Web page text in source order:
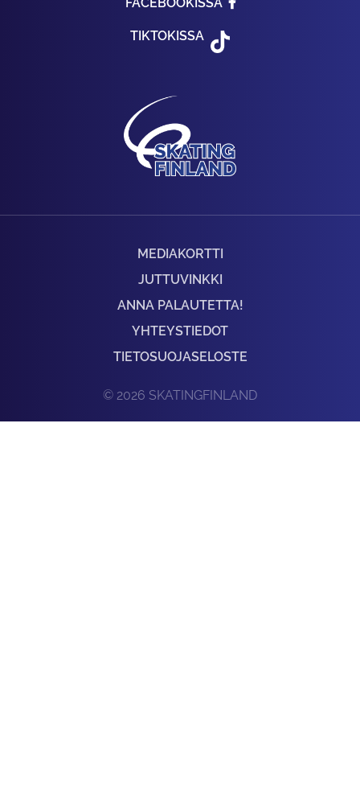
TIKTOKISSA
MEDIAKORTTI
JUTTUVINKKI
ANNA PALAUTETTA!
YHTEYSTIEDOT
TIETOSUOJASELOSTE
© 2026 SKATINGFINLAND